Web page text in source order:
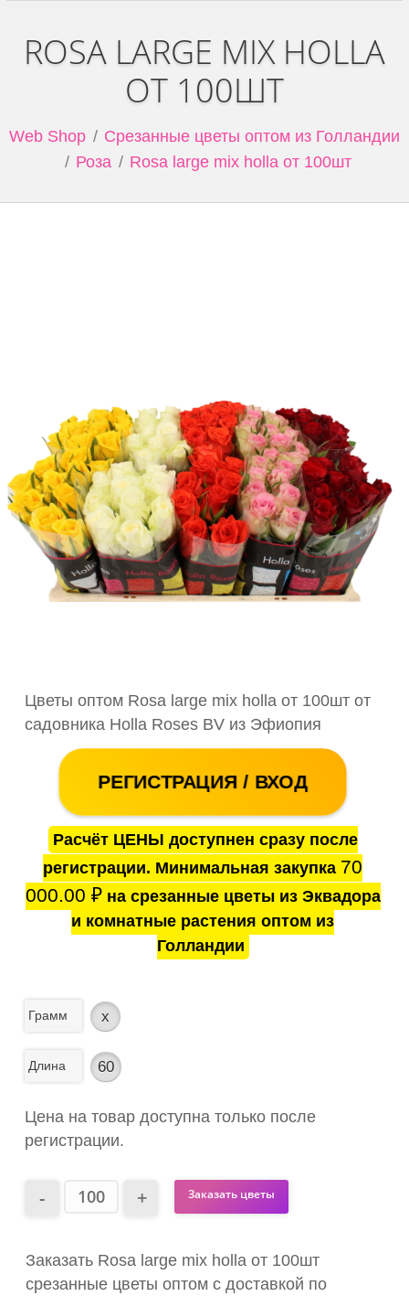
ROSA LARGE MIX HOLLA
ОТ 100ШТ
Web Shop
Срезанные цветы оптом из Голландии
Роза
Rosa large mix holla от 100шт
Цветы оптом Rosa large mix holla от 100шт от
садовника Holla Roses BV из Эфиопия
РЕГИСТРАЦИЯ / ВХОД
Расчёт ЦЕНЫ доступнен сразу после
регистрации. Минимальная закупка 70
000.00 ₽на срезанные цветы из Эквадора
и комнатные растения оптом из
Голландии
Грамм x
Длина 60
Цена на товар доступна только после
регистрации.
Заказать цветы
Заказать Rosa large mix holla от 100шт
срезанные цветы оптом с доставкой по